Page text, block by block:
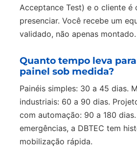
Acceptance Test) e o cliente é
presenciar. Você recebe um
validado, não apenas montado.
Quanto tempo leva
painel sob medida?
Painéis simples: 30 a 45 dias.
industriais: 60 a 90 dias.
com automação: 90 a 180 dias.
emergências, a DBTEC tem
mobilização rápida.